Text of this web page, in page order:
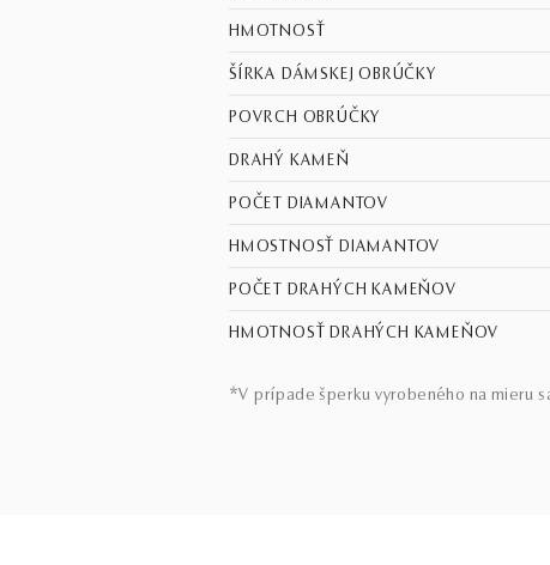
HMOTNOSŤ
ŠÍRKA DÁMSKEJ OBRÚČKY
POVRCH OBRÚČKY
DRAHÝ KAMEŇ
POČET DIAMANTOV
HMOSTNOSŤ DIAMANTOV
POČET DRAHÝCH KAMEŇOV
HMOTNOSŤ DRAHÝCH KAMEŇOV
*V prípade šperku vyrobeného na mieru